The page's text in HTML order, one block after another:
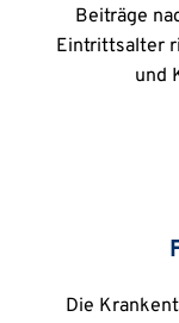
Beiträge
Eintrittsalter
und
Die